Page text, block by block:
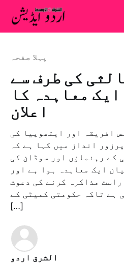
پہلا صفحہ
کی طرف سے
معاہدہ کا
اعلان
افریقہ اور ایتھوپیا کی
انداز میں کہا ہے کہ
کے رہنماؤں اور سوڈان کی
ایک معاہدہ ہوا ہے اور
مذاکرہ کرنے کی دعوت
ہے تاکہ حکومتی کمیٹی کے
[…]
الشرق اردو